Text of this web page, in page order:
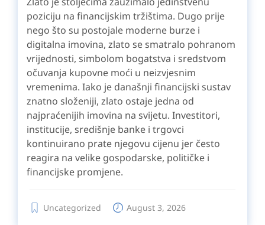
poziciju na financijskim tržištima. Dugo prije
nego što su postojale moderne burze i
digitalna imovina, zlato se smatralo pohranom
vrijednosti, simbolom bogatstva i sredstvom
očuvanja kupovne moći u neizvjesnim
vremenima. Iako je današnji financijski sustav
znatno složeniji, zlato ostaje jedna od
najpraćenijih imovina na svijetu. Investitori,
institucije, središnje banke i trgovci
kontinuirano prate njegovu cijenu jer često
reagira na velike gospodarske, političke i
financijske promjene.
Uncategorized August 3, 2026